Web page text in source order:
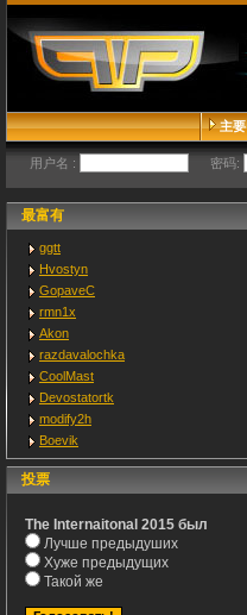
主要
用户名 : 密码:
最富有
ggtt
Hvostyn
GopaveC
rmn1x
Akon
razdavalochka
CoolMast
Devostatortk
modify2h
Boevik
投票
The Internaitonal 2015 был
Лучше предыдуших
Хуже предыдущих
Такой же